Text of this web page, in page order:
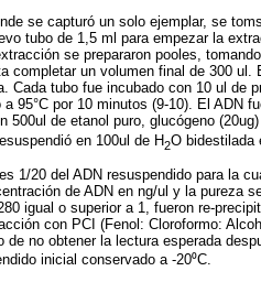
se capturó un solo ejemplar, se
tubo de 1,5 ml para empezar la
se prepararon pooles,
completar un volumen final de 300
Cada tubo fue incubado con 10 ul de
95°C por 10 minutos (9-10). El ADN
500ul de etanol puro, glucógeno
en 100ul de H2O bidestilada
1/20 del ADN resuspendido para la
de ADN en ng/ul y la pureza
igual o superior a 1, fueron re-
con PCI (Fenol: Cloroformo:
no obtener la lectura esperada
inicial conservado a -20⁰C.